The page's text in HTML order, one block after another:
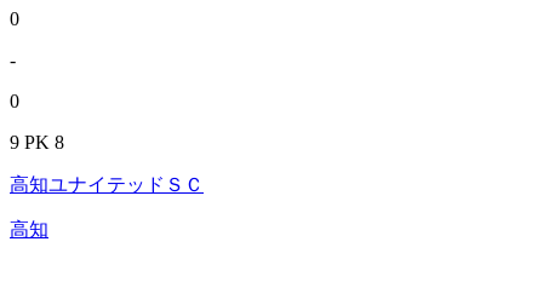
0
-
0
9 PK 8
高知ユナイテッドＳＣ
高知